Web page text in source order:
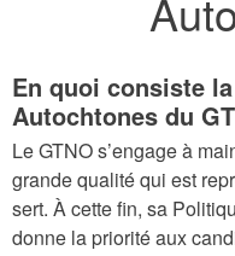
En quoi consiste
Autochtones du
Le GTNO s’engage à
grande qualité qui est
sert. À cette fin, sa
donne la priorité aux